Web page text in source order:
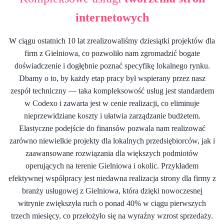
internetowych
W ciągu ostatnich 10 lat zrealizowaliśmy dziesiątki projektów dla
firm z Gielniowa, co pozwoliło nam zgromadzić bogate
doświadczenie i dogłębnie poznać specyfikę lokalnego rynku.
Dbamy o to, by każdy etap pracy był wspierany przez nasz
zespół techniczny — taka kompleksowość usług jest standardem
w Codexo i zawarta jest w cenie realizacji, co eliminuje
nieprzewidziane koszty i ułatwia zarządzanie budżetem.
Elastyczne podejście do finansów pozwala nam realizować
zarówno niewielkie projekty dla lokalnych przedsiębiorców, jak i
zaawansowane rozwiązania dla większych podmiotów
operujących na terenie Gielniowa i okolic. Przykładem
efektywnej współpracy jest niedawna realizacja strony dla firmy z
branży usługowej z Gielniowa, która dzięki nowoczesnej
witrynie zwiększyła ruch o ponad 40% w ciągu pierwszych
trzech miesięcy, co przełożyło się na wyraźny wzrost sprzedaży.